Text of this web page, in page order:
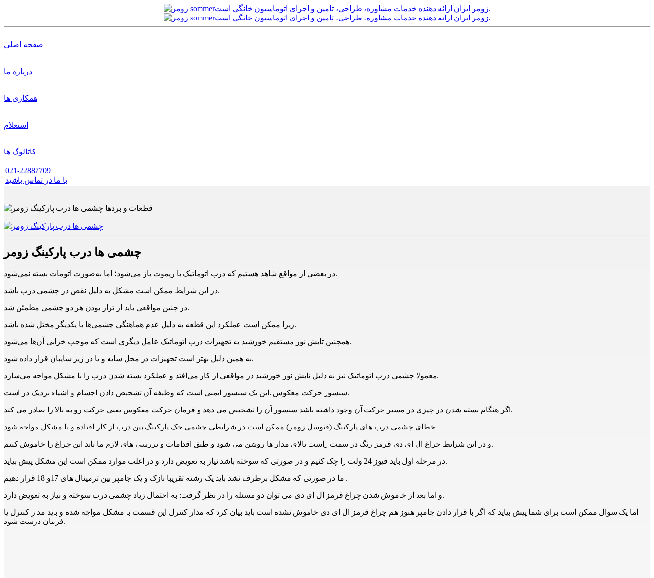
صفحه اصلی
درباره ما
همکاری ها
استعلام
کاتالوگ ها
021-22887709
با ما در تماس باشید
چشمی ها درب پارکینگ زومر
در بعضی از مواقع شاهد هستیم که درب اتوماتیک با ریموت باز می‌شود؛ اما به‌صورت اتومات بسته نمی‌شود.
در این شرایط ممکن است مشکل به دلیل نقص در چشمی درب باشد.
در چنین مواقعی باید از تراز بودن هر دو چشمی مطمئن شد.
زیرا ممکن است عملکرد این قطعه به دلیل عدم هماهنگی چشمی‌ها با یکدیگر مختل شده باشد.
همچنین تابش نور مستقیم خورشید به تجهیزات درب اتوماتیک عامل دیگری است که موجب خرابی آن‌ها می‌شود.
به همین دلیل بهتر است تجهیزات در محل سایه و یا در زیر سایبان قرار داده شود.
معمولا چشمی درب اتوماتیک نیز به دلیل تابش نور خورشید در مواقعی از کار می‌افتد و عملکرد بسته شدن درب را با مشکل مواجه می‌سازد.
سنسور حرکت معکوس :این یک سنسور ایمنی است که وظیفه­ آن تشخیص دادن اجسام و اشیاء نزدیک در است.
اگر هنگام بسته شدن در چیزی در مسیر حرکت آن وجود داشته باشد سنسور آن را تشخیص می دهد و فرمان حرکت معکوس یعنی حرکت رو به بالا را صادر می کند.
خطای چشمی درب های پارکینگ (فتوسل زومر) ممکن است در شرایطی چشمی جک پارکینگ بین درب از کار افتاده و با مشکل مواجه شود.
و در این شرایط چراغ ال ای دی قرمز رنگ در سمت راست بالای مدار ها روشن می شود و طبق اقدامات و بررسی های لازم ما باید این چراغ را خاموش کنیم.
در مرحله اول باید فیوز 24 ولت را چک کنیم و در صورتی که سوخته باشد نیاز به تعویض دارد و در اغلب موارد ممکن است این مشکل پیش بیاید.
اما در صورتی که مشکل برطرف نشد باید یک رشته تقریبا نازک و یک جامپر بین ترمینال های 17و 18 قرار دهیم.
و اما بعد از خاموش شدن چراغ قرمز ال ای دی می توان دو مسئله را در نظر گرفت: به احتمال زیاد چشمی درب سوخته و نیاز به تعویض دارد.
اما یک سوال ممکن است برای شما پیش بیاید که اگر با قرار دادن جامپر هنوز هم چراغ قرمز ال ای دی خاموش نشده است باید بیان کرد که مدار کنترل این قسمت با مشکل مواجه شده و باید مدار کنترل یا
فرمان درست شود.